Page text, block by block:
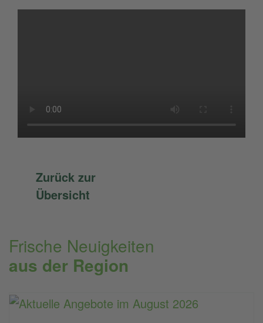
Zurück zur
Übersicht
Frische Neuigkeiten
aus der Region